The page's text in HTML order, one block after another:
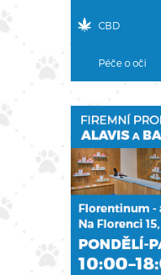
CBD
Péče o oči